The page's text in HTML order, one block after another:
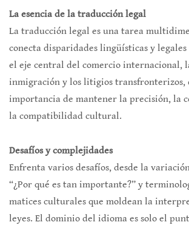
La esencia de la traducción legal
La traducción legal es una tarea
conecta disparidades lingüísticas y legales
el eje central del comercio internacional,
inmigración y los litigios transfronterizos,
importancia de mantener la precisión, la
la compatibilidad cultural.
Desafíos y complejidades
Enfrenta varios desafíos, desde la
“¿Por qué es tan importante?” y
matices culturales que moldean la
leyes. El dominio del idioma es solo el